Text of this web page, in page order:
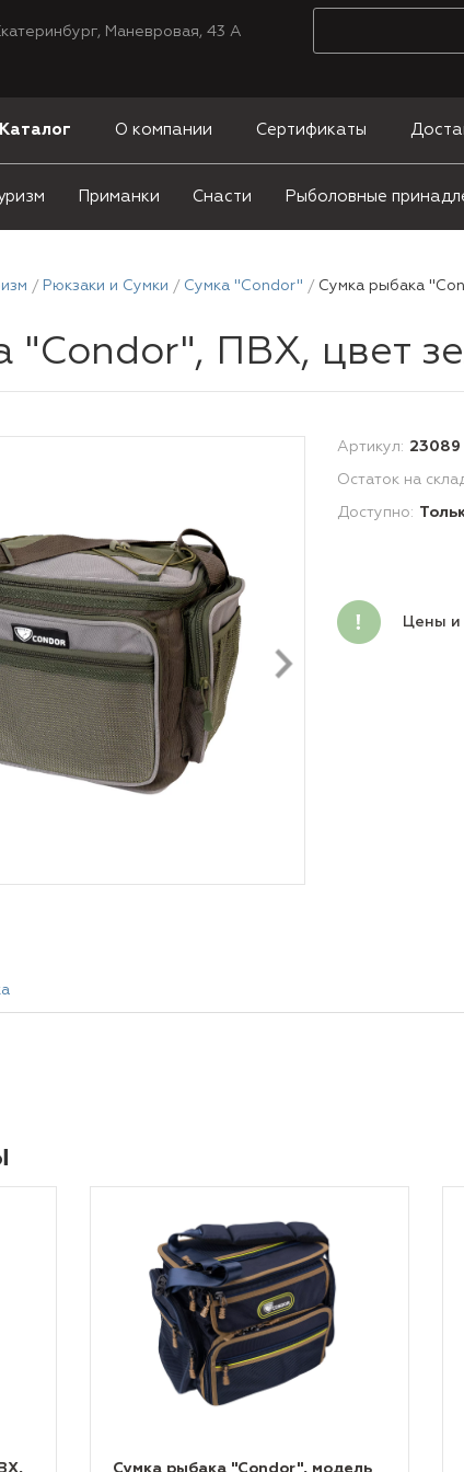
Маневровая, 43 А
Каталог О компании Сертификаты
Приманки Снасти Рыболовные
Рюкзаки и Сумки Сумка "Condor" Сумка рыбака
"Condor", ПВХ, цвет
Артикул: 23089
Остаток на
Доступно:
Цены и
Сумка рыбака "Condor", модель